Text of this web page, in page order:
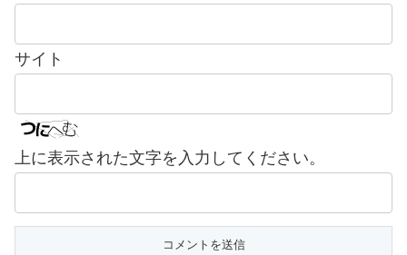
サイト
上に表示された文字を入力してください。